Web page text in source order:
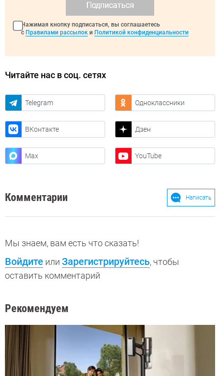
Подписаться
Нажимая кнопку подписаться, вы соглашаетесь
с Правилами рассылок и Политикой конфиденциальности
Читайте нас в соц. сетях
Telegram Одноклассники
ВКонтакте Дзен
Max YouTube
Комментарии Написать
Мы знаем, вам есть что сказать!
Войдите или Зарегистрируйтесь, чтобы
оставить комментарий
Рекомендуем